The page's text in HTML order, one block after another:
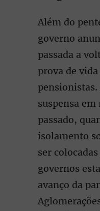
Além do
governo
passada a
prova de
suspensa
passado,
isolamento
ser
governos
avanço da